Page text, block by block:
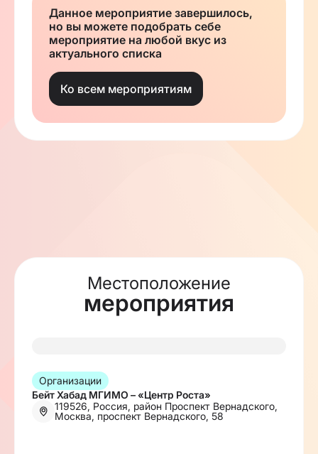
Данное мероприятие завершилось,
но вы можете подобрать себе
мероприятие на любой вкус из
актуального списка
Ко всем мероприятиям
Местоположение
мероприятия
Организации
Бейт Хабад МГИМО – «Центр Роста»
119526, Россия, район Проспект Вернадского,
Москва, проспект Вернадского, 58